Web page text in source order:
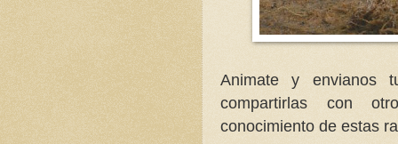
Animate y envianos
compartirlas con
conocimiento de estas